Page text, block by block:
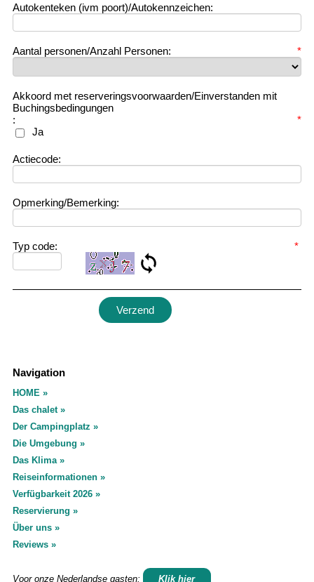
Autokenteken (ivm poort)/Autokennzeichen:
Aantal personen/Anzahl Personen: *
Akkoord met reserveringsvoorwaarden/Einverstanden mit
Buchingsbedingungen
:
*
Ja
Actiecode:
Opmerking/Bemerking:
Typ code: *
Navigation
HOME
Das chalet
Der Campingplatz
Die Umgebung
Das Klima
Reiseinformationen
Verfügbarkeit 2026
Reservierung
Über uns
Reviews
Voor onze Nederlandse gasten: Klik hier